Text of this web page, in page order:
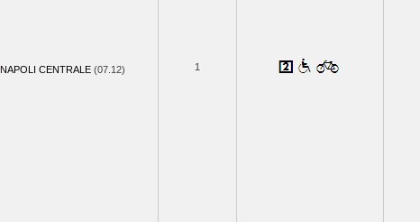
NAPOLI CENTRALE (07.12) 1